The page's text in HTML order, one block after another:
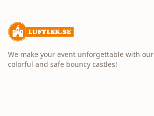
We make your event unforgettable with our
colorful and safe bouncy castles!